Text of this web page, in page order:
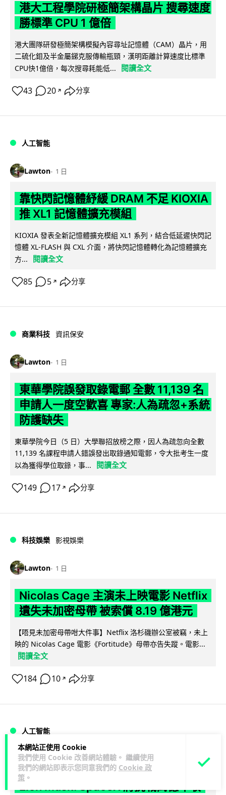
本網站正使用 Cookie
我們使用 Cookie 改善網站體驗。 繼續使用
我們的網站即表示您同意我們的 Cookie 政
策 。
港大工程學院研極簡架構晶片 搜尋速度
勝標準 CPU 1 億倍
港大團隊研發極簡架構模擬內容尋址記憶體（CAM）晶片，用
二硫化鉬及半金屬銻克服傳輸瓶頸，漢明距離計算速度比標準
CPU快1億倍，每次搜尋耗能低...
閱讀全文
43 20 ↗ 分享
人工智能
Lawton 1 日
靠快閃記憶體紓緩 DRAM 不足 KIOXIA
推 XL1 記憶體擴充模組
KIOXIA 發表全新記憶體擴充模組 XL1 系列，結合低延遲快閃記
憶體 XL-FLASH 與 CXL 介面，將快閃記憶體轉化為記憶體擴充
方...
閱讀全文
85 5 ↗ 分享
商業科技 資訊保安
Lawton 1 日
東華學院誤發取錄電郵 全數 11,139 名
申請人一度空歡喜 專家:人為疏忽+系統
防護缺失
東華學院今日（5 日）大學聯招放榜之際，因人為疏忽向全數
11,139 名課程申請人錯誤發出取錄通知電郵，令大批考生一度
以為獲得學位取錄，事...
閱讀全文
149 17 ↗ 分享
科技娛樂 影視娛樂
Lawton 1 日
Nicolas Cage 主演未上映電影 Netflix
遺失未加密母帶 被索償 8.19 億港元
【唔見未加密母帶咁大件事】Netflix 洛杉磯辦公室被竊，未上
映的 Nicolas Cage 電影《Fortitude》母帶亦告失蹤。電影...
閱讀全文
184 10 ↗ 分享
人工智能
Vin 1 日
Elon Musk: SpaceX 將挑戰萬億年收